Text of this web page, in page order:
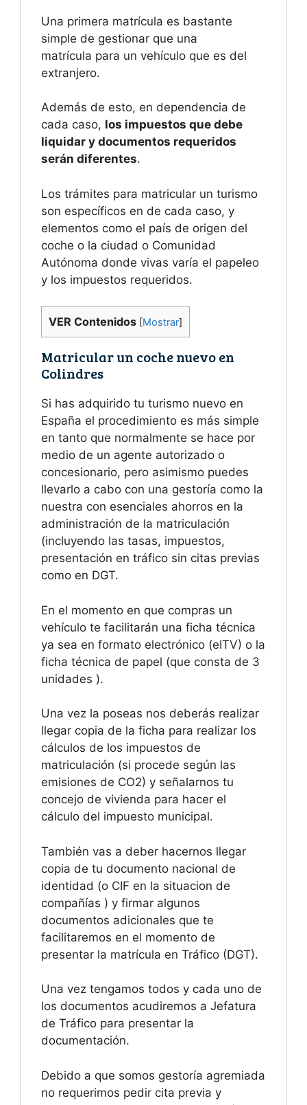
Una primera matrícula es bastante
simple de gestionar que una
matrícula para un vehículo que es del
extranjero.
Además de esto, en dependencia de
cada caso, los impuestos que debe
liquidar y documentos requeridos
serán diferentes.
Los trámites para matricular un turismo
son específicos en de cada caso, y
elementos como el país de origen del
coche o la ciudad o Comunidad
Autónoma donde vivas varía el papeleo
y los impuestos requeridos.
VER Contenidos [Mostrar]
Matricular un coche nuevo en
Colindres
Si has adquirido tu turismo nuevo en
España el procedimiento es más simple
en tanto que normalmente se hace por
medio de un agente autorizado o
concesionario, pero asimismo puedes
llevarlo a cabo con una gestoría como la
nuestra con esenciales ahorros en la
administración de la matriculación
(incluyendo las tasas, impuestos,
presentación en tráfico sin citas previas
como en DGT.
En el momento en que compras un
vehículo te facilitarán una ficha técnica
ya sea en formato electrónico (eITV) o la
ficha técnica de papel (que consta de 3
unidades ).
Una vez la poseas nos deberás realizar
llegar copia de la ficha para realizar los
cálculos de los impuestos de
matriculación (si procede según las
emisiones de CO2) y señalarnos tu
concejo de vivienda para hacer el
cálculo del impuesto municipal.
También vas a deber hacernos llegar
copia de tu documento nacional de
identidad (o CIF en la situacion de
compañías ) y firmar algunos
documentos adicionales que te
facilitaremos en el momento de
presentar la matrícula en Tráfico (DGT).
Una vez tengamos todos y cada uno de
los documentos acudiremos a Jefatura
de Tráfico para presentar la
documentación.
Debido a que somos gestoría agremiada
no requerimos pedir cita previa y